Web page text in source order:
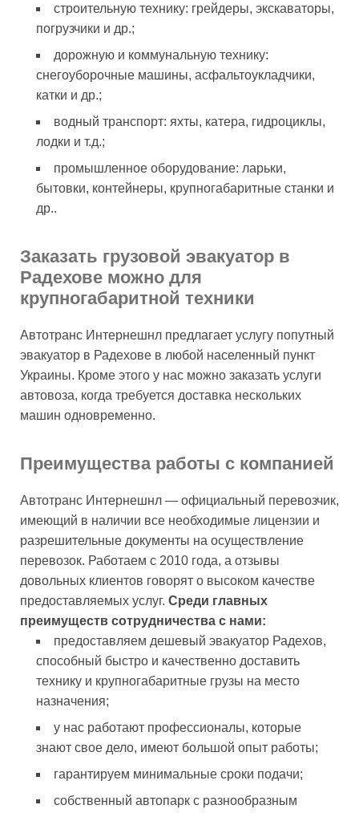
строительную технику: грейдеры, экскаваторы,
погрузчики и др.;
дорожную и коммунальную технику:
снегоуборочные машины, асфальтоукладчики,
катки и др.;
водный транспорт: яхты, катера, гидроциклы,
лодки и т.д.;
промышленное оборудование: ларьки,
бытовки, контейнеры, крупногабаритные станки и
др..
Заказать грузовой эвакуатор в
Радехове можно для
крупногабаритной техники
Автотранс Интернешнл предлагает услугу попутный
эвакуатор в Радехове в любой населенный пункт
Украины. Кроме этого у нас можно заказать услуги
автовоза, когда требуется доставка нескольких
машин одновременно.
Преимущества работы с компанией
Автотранс Интернешнл — официальный перевозчик,
имеющий в наличии все необходимые лицензии и
разрешительные документы на осуществление
перевозок. Работаем с 2010 года, а отзывы
довольных клиентов говорят о высоком качестве
предоставляемых услуг. Среди главных
преимуществ сотрудничества с нами:
предоставляем дешевый эвакуатор Радехов,
способный быстро и качественно доставить
технику и крупногабаритные грузы на место
назначения;
у нас работают профессионалы, которые
знают свое дело, имеют большой опыт работы;
гарантируем минимальные сроки подачи;
собственный автопарк с разнообразным